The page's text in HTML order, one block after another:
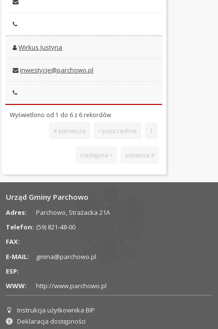
SPRAWOZDANIA
FINANSOWE
PETYCJE
WNIOSKI
KONTROLE
serwisu
Redakcja
biuletynu
Słownik
skrótów
Historia
zmian
Statystyka
odwiedzin
OGÓLNY
Wirkus Justyna
inwestycje@parchowo.pl
Wyświetlono od 1 do 6 z 6 rekordów
pierwsza poprzednia 1
następna ostatnia
Urząd Gminy Parchowo
Adres:
Parchowo, Strażacka 21A
Telefon: (59) 821-48-00
FAX:
E-MAIL:
gmina@parchowo.pl
ESP:
WWW:
http://www.parchowo.pl
Informacje dla użytkownika
Instrukcja użytkownika BIP
Deklaracja dostępności